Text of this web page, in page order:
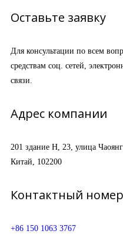
Оставьте заявку
Для консультации по всем
средствам соц. сетей,
связи.
Адрес компании
201 здание H, 23, улица
Китай, 102200
Контактный номер
+86 150 1063 3767